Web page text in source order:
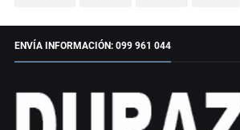
ENVÍA INFORMACIÓN: 099 961 044